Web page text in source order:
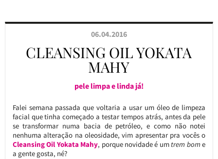
06.04.2016
CLEANSING OIL YOKATA
MAHY
pele limpa e linda já!
Falei semana passada que voltaria a usar um óleo de limpeza
facial que tinha começado a testar tempos atrás, antes da pele
se transformar numa bacia de petróleo, e como não notei
nenhuma alteração na oleosidade, vim apresentar pra vocês o
Cleansing Oil Yokata Mahy, porque novidade é umtrem bome
a gente gosta, né?